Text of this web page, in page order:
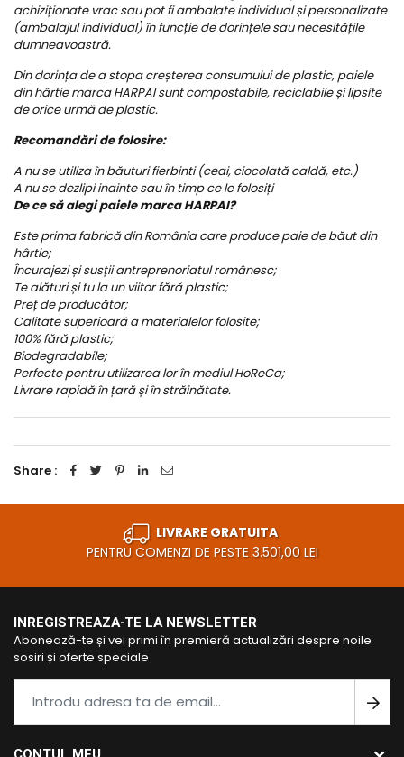
achiziționate vrac sau pot fi ambalate individual și personalizate
(ambalajul individual) în funcție de dorințele sau necesitățile
dumneavoastră.
Din dorința de a stopa creșterea consumului de plastic, paiele
din hârtie marca HARPAI sunt compostabile, reciclabile și lipsite
de orice urmă de plastic.
Recomandări de folosire:
A nu se utiliza în băuturi fierbinti (ceai, ciocolată caldă, etc.)
A nu se dezlipi inainte sau în timp ce le folosiți
De ce să alegi paiele marca HARPAI?
Este prima fabrică din România care produce paie de băut din
hârtie;
Încurajezi și susții antreprenoriatul românesc;
Te alături și tu la un viitor fără plastic;
Preț de producător;
Calitate superioară a materialelor folosite;
100% fără plastic;
Biodegradabile;
Perfecte pentru utilizarea lor în mediul HoReCa;
Livrare rapidă în țară și în străinătate.
Share :
LIVRARE GRATUITA
PENTRU COMENZI DE PESTE 3.501,00 LEI
INREGISTREAZA-TE LA NEWSLETTER
Abonează-te și vei primi în premieră actualizări despre noile
sosiri și oferte speciale